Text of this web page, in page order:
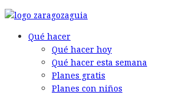
Qué hacer
Qué hacer hoy
Qué hacer esta semana
Planes gratis
Planes con niños